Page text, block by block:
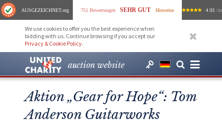
AUSGEZEICHNET.org 751 Bewertungen SEHR GUT Hinweise 4.93 /
We use cookies to offer you the best experience when
bidding with us. Continue browsing if you accept our
Privacy & Cookie Policy.
auction website
Aktion „Gear for Hope“: Tom
Anderson Guitarworks